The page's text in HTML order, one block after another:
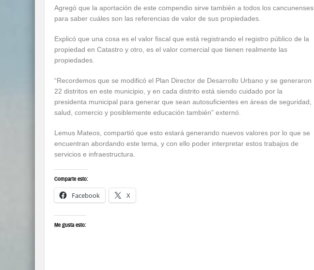
Agregó que la aportación de este compendio sirve también a todos los cancunenses
para saber cuáles son las referencias de valor de sus propiedades.
Explicó que una cosa es el valor fiscal que está registrando el registro público de la
propiedad en Catastro y otro, es el valor comercial que tienen realmente las
propiedades.
“Recordemos que se modificó el Plan Director de Desarrollo Urbano y se generaron
22 distritos en este municipio, y en cada distrito está siendo cuidado por la
presidenta municipal para generar que sean autosuficientes en áreas de seguridad,
salud, comercio y posiblemente educación también” externó.
Lemus Mateos, compartió que esto estará generando nuevos valores por lo que se
encuentran abordando este tema, y con ello poder interpretar estos trabajos de
servicios e infraestructura.
Comparte esto:
Facebook X
Me gusta esto: